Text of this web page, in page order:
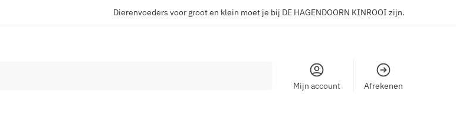
Dierenvoeders voor groot en klein moet je bij DE HAGENDOORN KINROOI zijn.
Mijn account Afrekenen